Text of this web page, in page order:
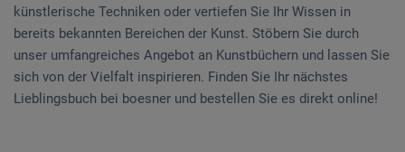
künstlerische Techniken oder vertiefen Sie Ihr Wissen in
bereits bekannten Bereichen der Kunst. Stöbern Sie durch
unser umfangreiches Angebot an Kunstbüchern und lassen Sie
sich von der Vielfalt inspirieren. Finden Sie Ihr nächstes
Lieblingsbuch bei boesner und bestellen Sie es direkt online!